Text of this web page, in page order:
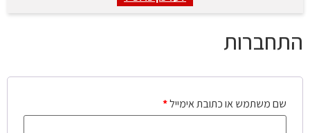
התחברות
שם משתמש או כתובת אימייל*